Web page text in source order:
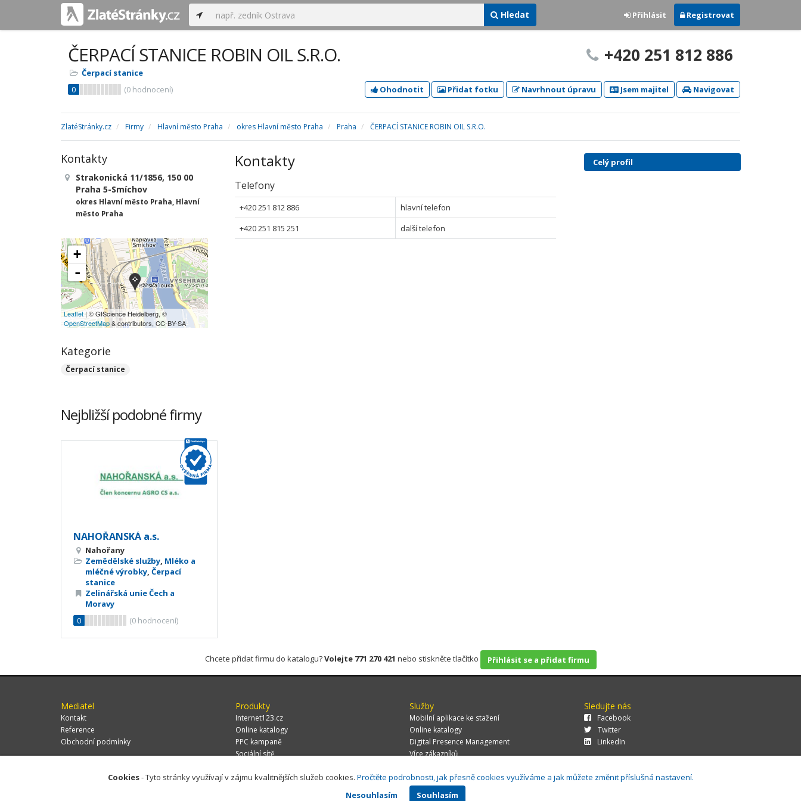
Hledat Přihlásit Registrovat
ČERPACÍ STANICE ROBIN OIL S.R.O.
Čerpací stanice
0
(0 hodnocení)
+420 251 812 886
Ohodnotit Přidat fotku Navrhnout úpravu Jsem majitel Navigovat
ZlatéStránky.cz Firmy Hlavní město Praha okres Hlavní město Praha Praha ČERPACÍ STANICE ROBIN OIL S.R.O.
Kontakty
Telefony
+420 251 812 886
hlavní telefon
+420 251 815 251
další telefon
Kontakty
Strakonická 11/1856, 150 00
Praha 5-Smíchov
okres Hlavní město Praha, Hlavní
město Praha
+
-
Leaflet| © GIScience Heidelberg, ©
OpenStreetMap& contributors, CC-BY-SA
Kategorie
Čerpací stanice
Celý profil
Nejbližší podobné firmy
NAHOŘANSKÁ a.s.
Nahořany
Zemědělské služby, Mléko a
mléčné výrobky, Čerpací
stanice
Zelinářská unie Čech a
Moravy
0
(0 hodnocení)
Chcete přidat firmu do katalogu?Volejte 771 270 421 nebo stiskněte tlačítko Přihlásit se a přidat firmu
Mediatel
Kontakt
Reference
Obchodní podmínky
Produkty
Internet123.cz
Online katalogy
PPC kampaně
Sociální sítě
Služby
Mobilní aplikace ke stažení
Online katalogy
Digital Presence Management
Více zákazníků
Sledujte nás
Facebook
Twitter
LinkedIn
Cookies- Tyto stránky využívají v zájmu kvalitnějších služeb cookies. Pročtěte podrobnosti, jak přesně cookies využíváme a jak můžete změnit příslušná nastavení.
Nesouhlasím
Souhlasím